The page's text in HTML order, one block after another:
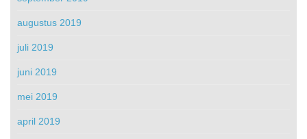
augustus 2019
juli 2019
juni 2019
mei 2019
april 2019